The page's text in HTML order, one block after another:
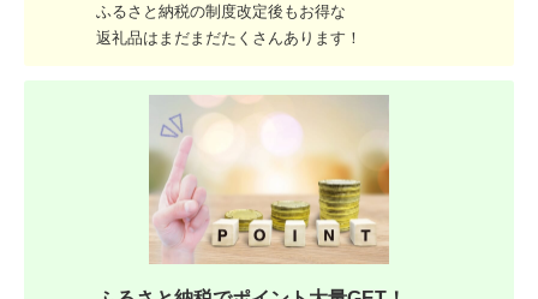
ふるさと納税の制度改定後もお得な
返礼品はまだまだたくさんあります！